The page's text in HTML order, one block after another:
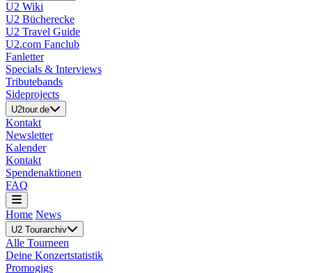
U2 Wiki
U2 Bücherecke
U2 Travel Guide
U2.com Fanclub
Fanletter
Specials & Interviews
Tributebands
Sideprojects
U2tour.de
Kontakt
Newsletter
Kalender
Kontakt
Spendenaktionen
FAQ
Home News
U2 Tourarchiv
Alle Tourneen
Deine Konzertstatistik
Promogigs